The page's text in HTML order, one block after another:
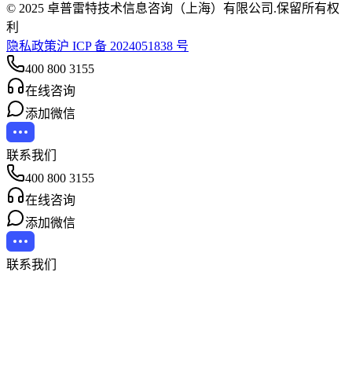
© 2025 卓普雷特技术信息咨询（上海）有限公司.保留所有权
利
隐私政策沪 ICP 备 2024051838 号
400 800 3155
在线咨询
添加微信
联系我们
400 800 3155
在线咨询
添加微信
联系我们